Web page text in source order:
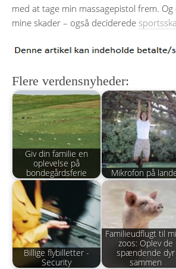
med at tage min massagepistol frem.
mine skader – også deciderede
Flere verdensnyheder:
Giv din familie en
oplevelse på
bondegårdsferie
Mikrofon på
Billige flybilletter -
Security
Familieudflugt til
zoos: Oplev de
spændende dyr
sammen